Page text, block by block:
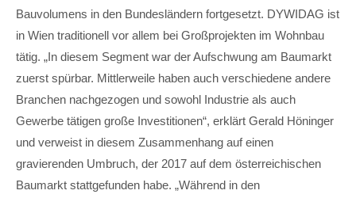
Bauvolumens in den Bundesländern fortgesetzt. DYWIDAG ist
in Wien traditionell vor allem bei Großprojekten im Wohnbau
tätig. „In diesem Segment war der Aufschwung am Baumarkt
zuerst spürbar. Mittlerweile haben auch verschiedene andere
Branchen nachgezogen und sowohl Industrie als auch
Gewerbe tätigen große Investitionen“, erklärt Gerald Höninger
und verweist in diesem Zusammenhang auf einen
gravierenden Umbruch, der 2017 auf dem österreichischen
Baumarkt stattgefunden habe. „Während in den